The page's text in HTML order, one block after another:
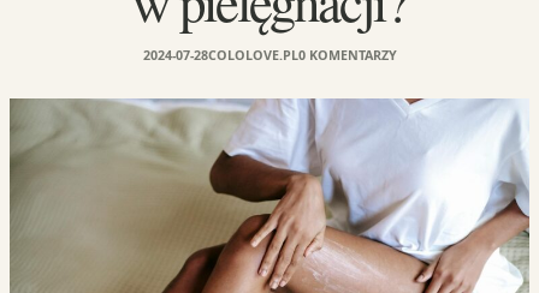
2024-07-28COLOLOVE.PL0 KOMENTARZY